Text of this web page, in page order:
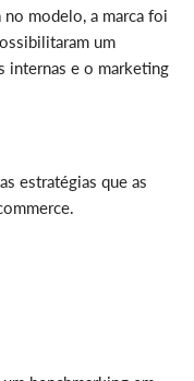
modelo, a marca foi
um
internas e o marketing
estratégias que as